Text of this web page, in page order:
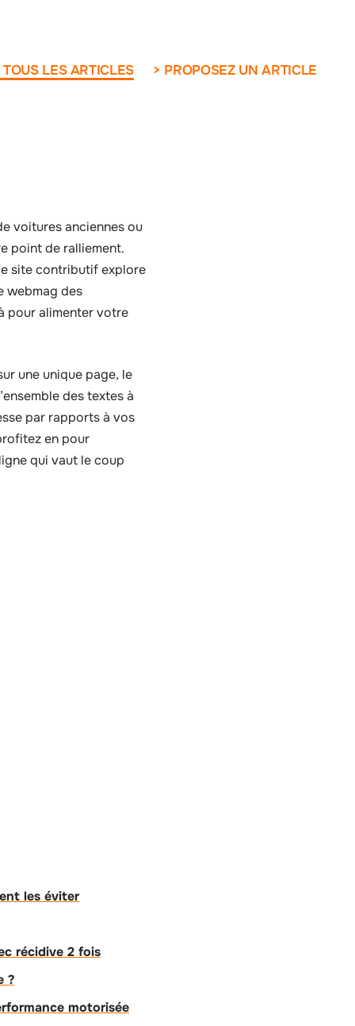
TOUS LES ARTICLES > PROPOSEZ UN ARTICLE
voitures anciennes ou
point de ralliement.
site contributif explore
webmag des
pour alimenter votre
une unique page, le
des textes à
par rapports à vos
en pour
qui vaut le coup
les éviter
récidive 2 fois
?
motorisée